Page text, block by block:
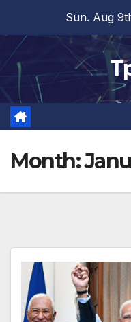
content
Sun. Aug
Month: